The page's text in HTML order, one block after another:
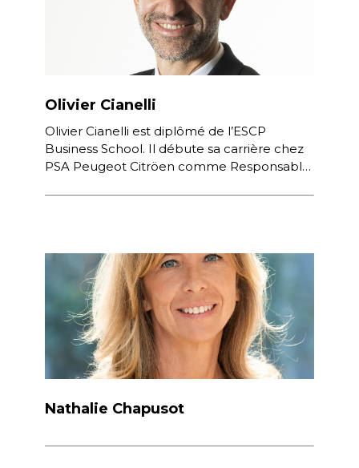
Olivier Cianelli
Olivier Cianelli est diplômé de l’ESCP
Business School. Il débute sa carrière chez
PSA Peugeot Citröen comme Responsable
Nathalie Chapusot